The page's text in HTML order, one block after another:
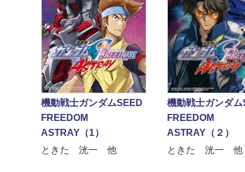
機動戦士ガンダムSEED
FREEDOM
ASTRAY（1）
ときた 洸一 他
機動戦士ガンダム
FREEDOM
ASTRAY（２）
ときた 洸一 他